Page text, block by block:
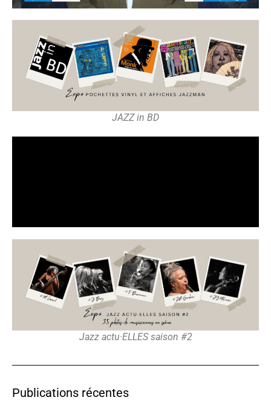
JAZZ in BD
Jazz actu·ELLES saison #2
Publications récentes